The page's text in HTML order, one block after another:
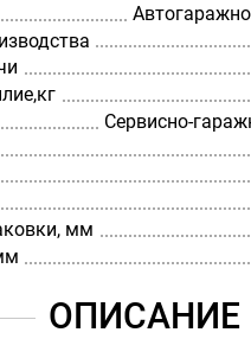
Сервисно-
мм
ОПИСАНИЕ